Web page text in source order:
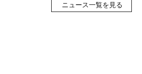
ニュース一覧を見る